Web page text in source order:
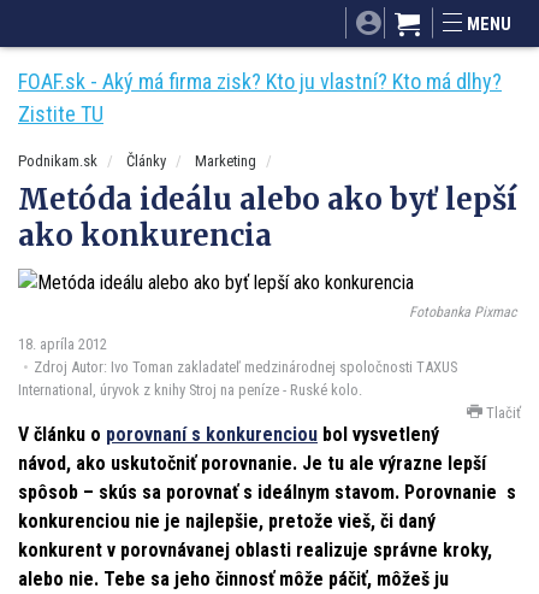
Mnamky-recepty.sk
MENU
FOAF.sk - Aký má firma zisk? Kto ju vlastní? Kto má dlhy?
Zistite TU
Podnikam.sk Články Marketing
Metóda ideálu alebo ako byť lepší
ako konkurencia
Fotobanka Pixmac
18. apríla 2012
Zdroj Autor: Ivo Toman zakladateľ medzinárodnej spoločnosti TAXUS
International, úryvok z knihy Stroj na peníze - Ruské kolo.
Tlačiť
V článku o porovnaní s konkurenciou bol vysvetlený
návod, ako uskutočniť porovnanie. Je tu ale výrazne lepší
spôsob – skús sa porovnať s ideálnym stavom. Porovnanie s
konkurenciou nie je najlepšie, pretože vieš, či daný
konkurent v porovnávanej oblasti realizuje správne kroky,
alebo nie. Tebe sa jeho činnosť môže páčiť, môžeš ju